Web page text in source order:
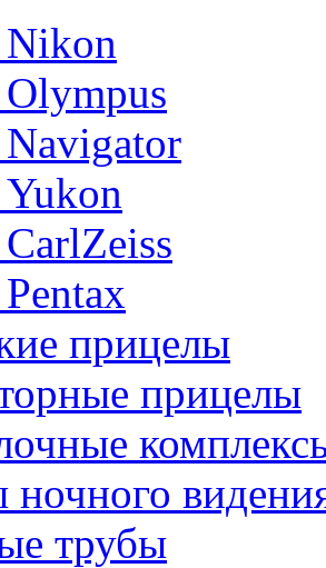
прицелы
прицелы
трубы